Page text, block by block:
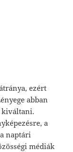
ezért
abban
kiváltani.
a
naptári
médiák